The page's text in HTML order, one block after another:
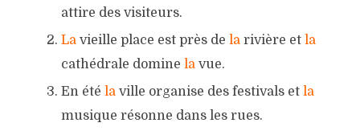
attire des visiteurs.
Lavieille place est près de larivière et la
cathédrale domine lavue.
En été laville organise des festivals et la
musique résonne dans les rues.